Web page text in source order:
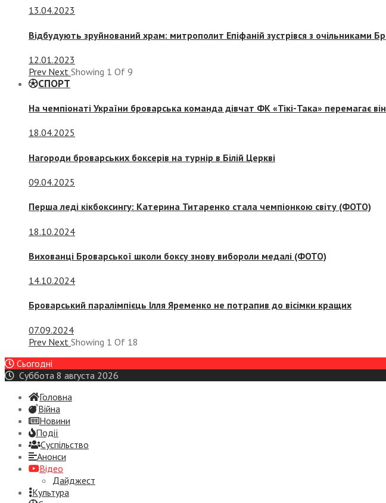
13.04.2023
Відбудують зруйнований храм: митрополит Епіфаній зустрівся з очільниками
12.01.2023
Prev Next Showing 1 Of 9
СПОРТ
На чемпіонаті України броварська команда дівчат ФК «Тікі-Така» перемагає
18.04.2025
Нагороди броварських боксерів на турнір в Білій Церкві
09.04.2025
Перша леді кікбоксингу: Катерина Титаренко стала чемпіонкою світу (ФОТО)
18.10.2024
Вихованці Броварської школи боксу знову вибороли медалі (ФОТО)
14.10.2024
Броварський паралімпієць Ілля Яременко не потрапив до вісімки кращих
07.09.2024
Prev Next Showing 1 Of 18
Сьогодні
Суббота 8 августа 2026
Головна
Війна
Новини
Події
Суспiльство
Анонси
Відео
Дайджест
Культура